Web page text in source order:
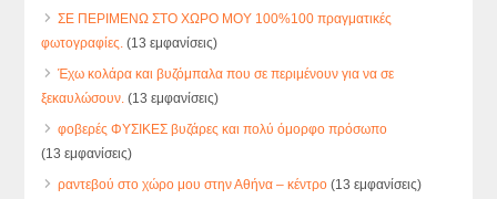
ΣΕ ΠΕΡΙΜΕΝΩ ΣΤΟ ΧΩΡΟ ΜΟΥ 100%100 πραγματικές
φωτογραφίες. (13 εμφανίσεις)
Έχω κολάρα και βυζόμπαλα που σε περιμένουν για να σε
ξεκαυλώσουν. (13 εμφανίσεις)
φοβερές ΦΥΣΙΚΕΣ βυζάρες και πολύ όμορφο πρόσωπο
(13 εμφανίσεις)
ραντεβού στο χώρο μου στην Αθήνα – κέντρο (13 εμφανίσεις)